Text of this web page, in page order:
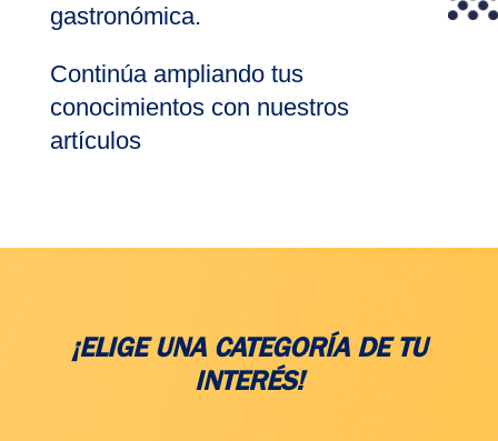
gastronómica.
Continúa ampliando tus
conocimientos con nuestros
artículos
¡ELIGE UNA CATEGORÍA DE TU
INTERÉS!